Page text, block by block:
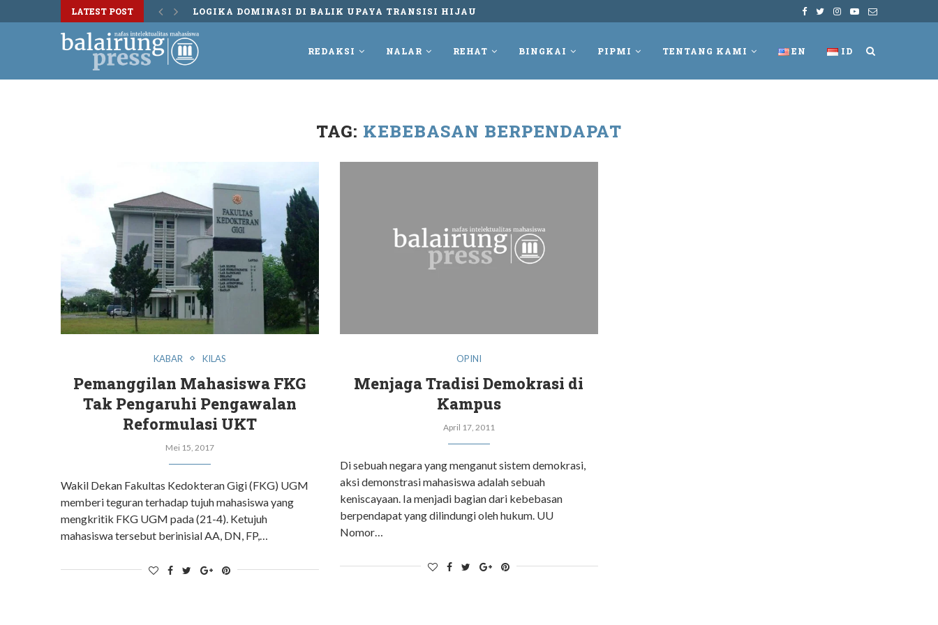
LATEST POST LOGIKA DOMINASI DI BALIK UPAYA TRANSISI HIJAU
REDAKSI NALAR REHAT BINGKAI PIPMI TENTANG KAMI EN ID
TAG: KEBEBASAN BERPENDAPAT
KABAR KILAS
Pemanggilan Mahasiswa FKG
Tak Pengaruhi Pengawalan
Reformulasi UKT
Mei 15, 2017
Wakil Dekan Fakultas Kedokteran Gigi (FKG) UGM
memberi teguran terhadap tujuh mahasiswa yang
mengkritik FKG UGM pada (21-4). Ketujuh
mahasiswa tersebut berinisial AA, DN, FP,…
OPINI
Menjaga Tradisi Demokrasi di
Kampus
April 17, 2011
Di sebuah negara yang menganut sistem demokrasi,
aksi demonstrasi mahasiswa adalah sebuah
keniscayaan. Ia menjadi bagian dari kebebasan
berpendapat yang dilindungi oleh hukum. UU
Nomor…